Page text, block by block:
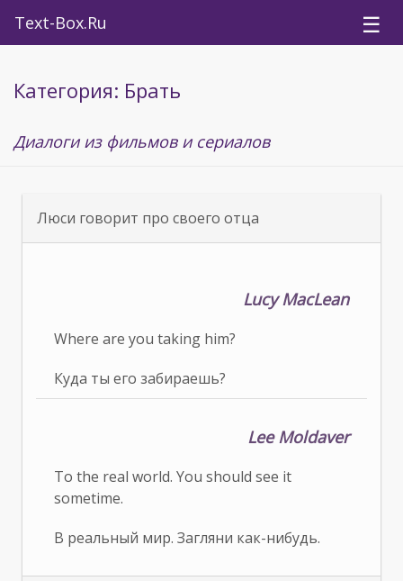
Text-Box.Ru ☰
Категория: Брать
Диалоги из фильмов и сериалов
Люси говорит про своего отца
Lucy MacLean
Where are you taking him?
Куда ты его забираешь?
Lee Moldaver
To the real world. You should see it
sometime.
В реальный мир. Загляни как-нибудь.